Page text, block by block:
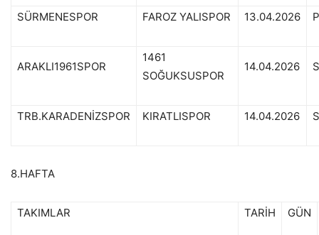
SÜRMENESPOR FAROZ YALISPOR 13.04.2026
ARAKLI1961SPOR
1461
SOĞUKSUSPOR
14.04.2026
TRB.KARADENİZSPOR KIRATLISPOR 14.04.2026
8.HAFTA
TAKIMLAR TARİH GÜN